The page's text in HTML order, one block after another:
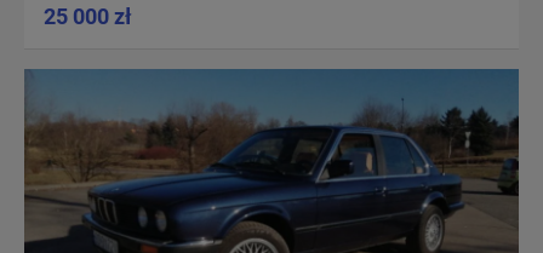
25 000 zł